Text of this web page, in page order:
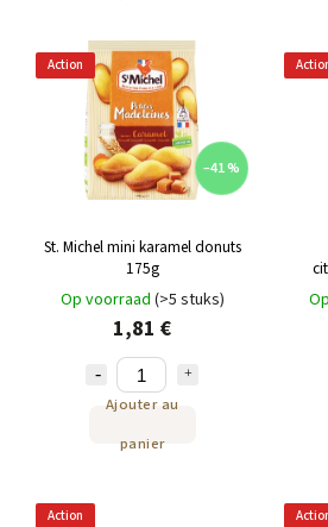
Action
–41 %
St. Michel mini karamel donuts
175g
Op voorraad (>5 stuks)
1,81 €
Ajouter au
panier
Action